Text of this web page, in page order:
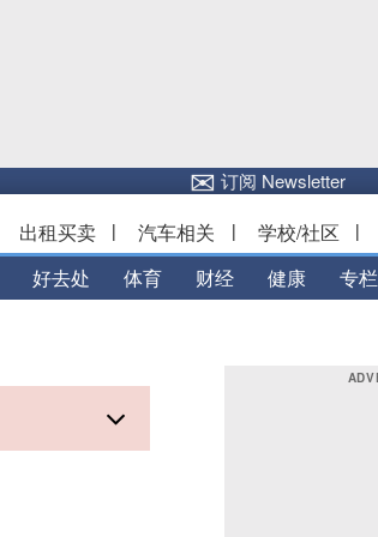
✉订阅 Newsletter
出租买卖 | 汽车相关 | 学校/社区 |
好去处 体育 财经 健康 专栏